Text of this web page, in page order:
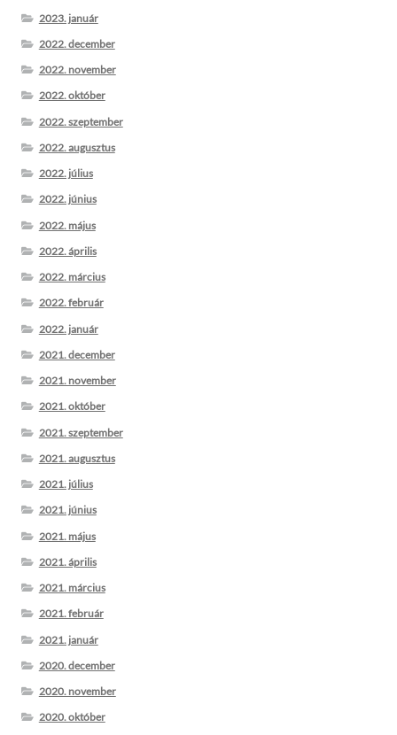
2023. január
2022. december
2022. november
2022. október
2022. szeptember
2022. augusztus
2022. július
2022. június
2022. május
2022. április
2022. március
2022. február
2022. január
2021. december
2021. november
2021. október
2021. szeptember
2021. augusztus
2021. július
2021. június
2021. május
2021. április
2021. március
2021. február
2021. január
2020. december
2020. november
2020. október